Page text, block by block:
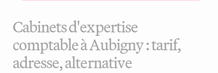
Cabinets d'expertise
comptable à Aubigny : tarif,
adresse, alternative